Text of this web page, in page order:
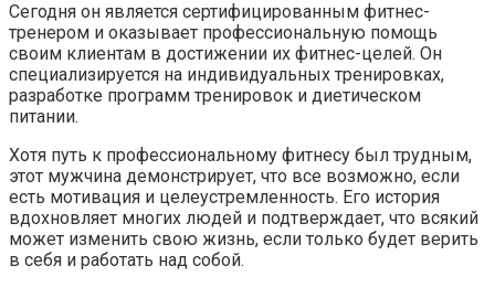
Сегодня он является сертифицированным фитнес-
тренером и оказывает профессиональную помощь
своим клиентам в достижении их фитнес-целей. Он
специализируется на индивидуальных тренировках,
разработке программ тренировок и диетическом
питании.
Хотя путь к профессиональному фитнесу был трудным,
этот мужчина демонстрирует, что все возможно, если
есть мотивация и целеустремленность. Его история
вдохновляет многих людей и подтверждает, что всякий
может изменить свою жизнь, если только будет верить
в себя и работать над собой.